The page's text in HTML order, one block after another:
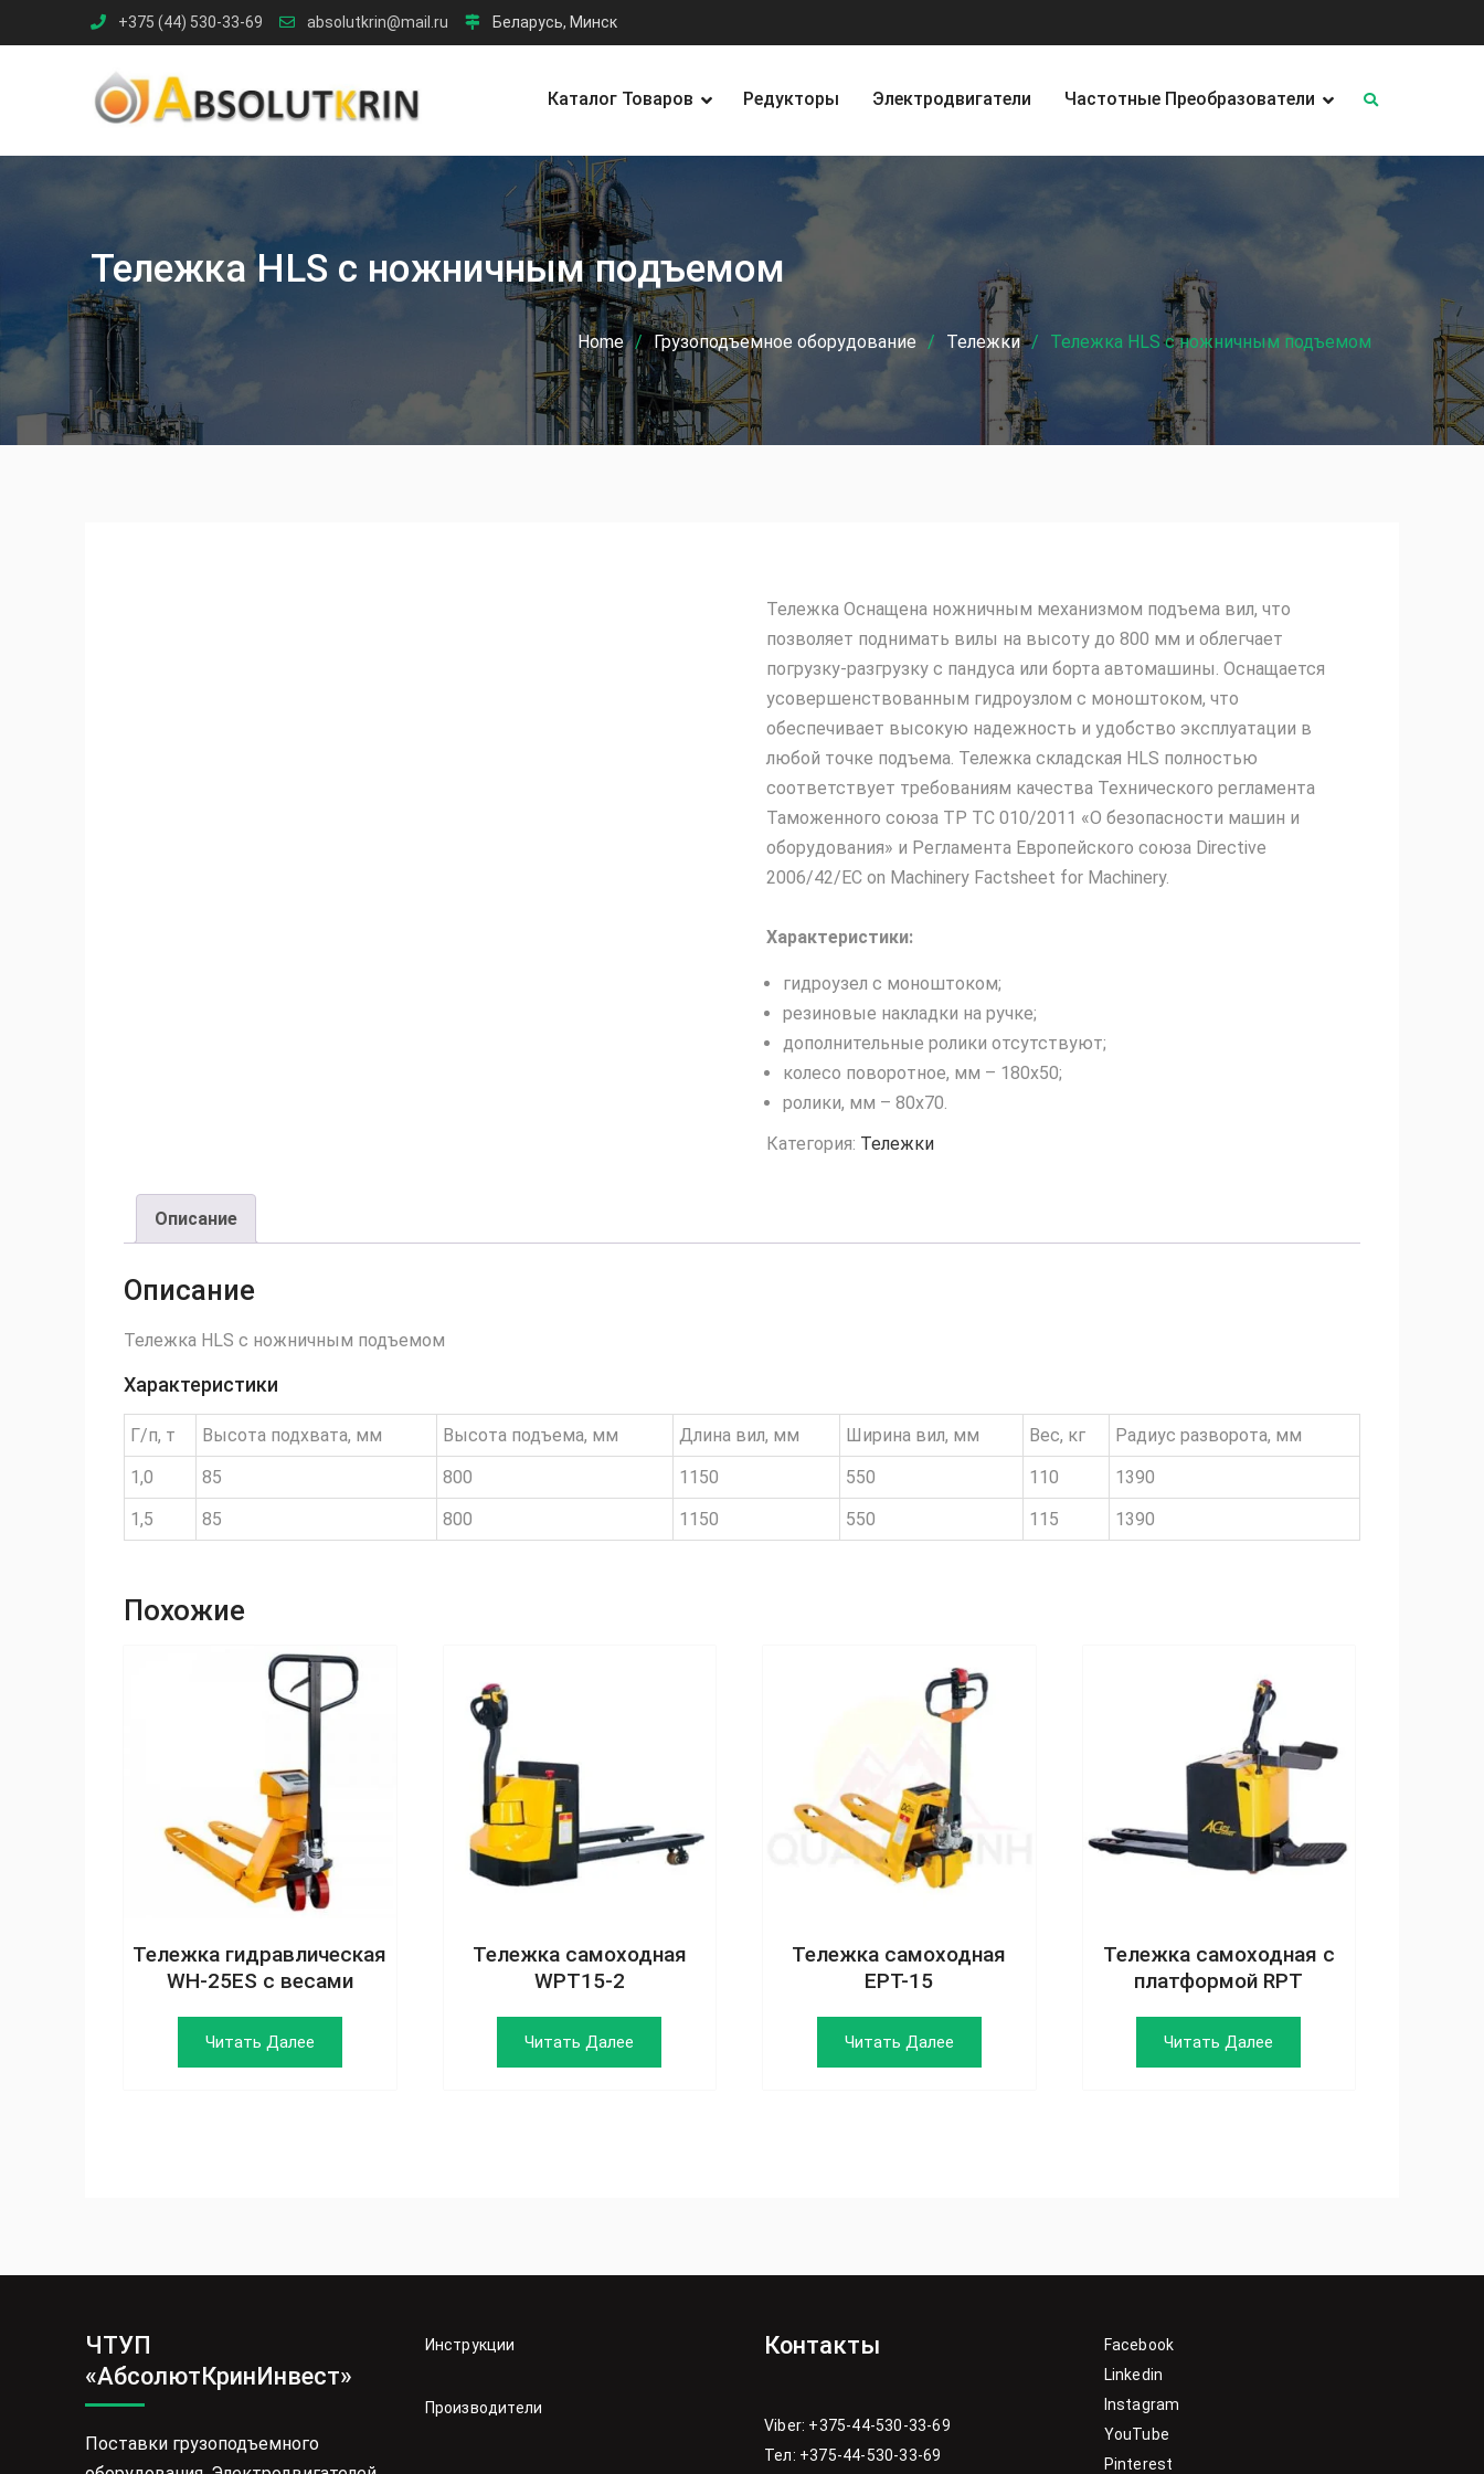
to
+375 (44) 530-33-69 absolutkrin@mail.ru Беларусь, Минск
Каталог Товаров Редукторы Электродвигатели Частотные Преобразователи
Тележка HLS с ножничным подъемом
Home Грузоподъемное оборудование Тележки Тележка HLS с ножничным подъемом
Тележка Оснащена ножничным механизмом подъема вил, что
позволяет поднимать вилы на высоту до 800 мм и облегчает
погрузку-разгрузку с пандуса или борта автомашины. Оснащается
усовершенствованным гидроузлом с моноштоком, что
обеспечивает высокую надежность и удобство эксплуатации в
любой точке подъема. Тележка складская HLS полностью
соответствует требованиям качества Технического регламента
Таможенного союза ТР ТС 010/2011 «О безопасности машин и
оборудования» и Регламента Европейского союза Directive
2006/42/EC on Machinery Factsheet for Machinery.
Характеристики:
гидроузел с моноштоком;
резиновые накладки на ручке;
дополнительные ролики отсутствуют;
колесо поворотное, мм – 180х50;
ролики, мм – 80х70.
Категория: Тележки
Описание
Описание
Тележка HLS с ножничным подъемом
Характеристики
Г/п, т Высота подхвата, мм Высота подъема, мм Длина вил, мм Ширина вил, мм Вес, кг
Радиус разворота, мм
1,0
85 800 1150 550 110
1390
1,5
85 800 1150 550 115 1390
Похожие
Тележка гидравлическая
WH-25ES с весами
Читать Далее
Тележка самоходная
WPT15-2
Читать Далее
Тележка самоходная
EPT-15
Читать Далее
Тележка самоходная с
платформой RPT
Читать Далее
ЧТУП
«АбсолютКринИнвест»
Поставки грузоподъемного
Инструкции
Производители
Контакты
Viber: +375-44-530-33-69
Тел: +375-44-530-33-69
Facebook
Linkedin
Instagram
YouTube
Pinterest